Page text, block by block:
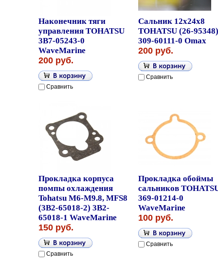
Наконечник тяги
управления TOHATSU
3B7-05243-0
WaveMarine
200 руб.
Сравнить
Сальник 12x24x8
TOHATSU (26-95348)
309-60111-0 Omax
200 руб.
Сравнить
Прокладка корпуса
помпы охлаждения
Tohatsu M6-M9.8, MFS8
(3B2-65018-2) 3B2-
65018-1 WaveMarine
150 руб.
Сравнить
Прокладка обоймы
сальников
369-01214-0
WaveMarine
100 руб.
Сравнить